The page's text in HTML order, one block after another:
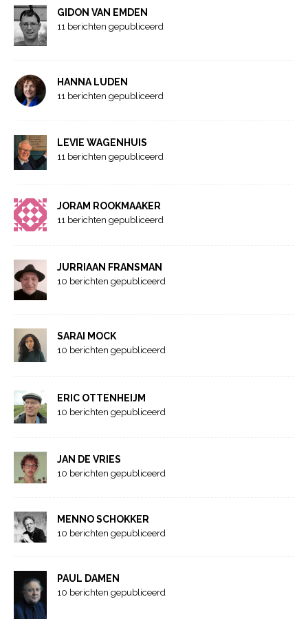
GIDON VAN EMDEN
11 berichten gepubliceerd
HANNA LUDEN
11 berichten gepubliceerd
LEVIE WAGENHUIS
11 berichten gepubliceerd
JORAM ROOKMAAKER
11 berichten gepubliceerd
JURRIAAN FRANSMAN
10 berichten gepubliceerd
SARAI MOCK
10 berichten gepubliceerd
ERIC OTTENHEIJM
10 berichten gepubliceerd
JAN DE VRIES
10 berichten gepubliceerd
MENNO SCHOKKER
10 berichten gepubliceerd
PAUL DAMEN
10 berichten gepubliceerd